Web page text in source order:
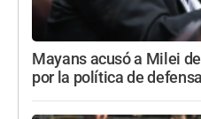
Mayans acusó a Milei
por la política de defensa